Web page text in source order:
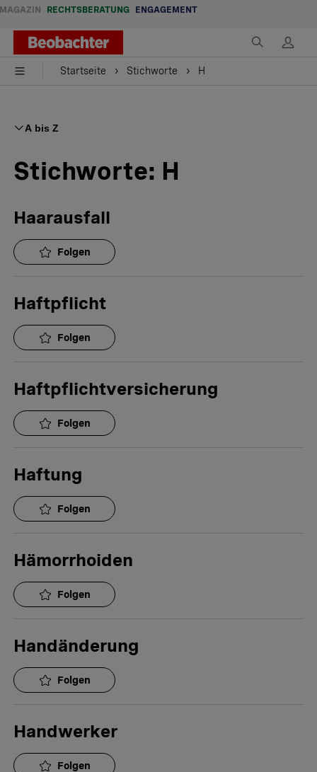
MAGAZIN RECHTSBERATUNG ENGAGEMENT
Startseite Stichworte H
A bis Z
Stichworte: H
Haarausfall
Folgen
Haftpflicht
Folgen
Haftpflichtversicherung
Folgen
Haftung
Folgen
Hämorrhoiden
Folgen
Handänderung
Folgen
Handwerker
Folgen